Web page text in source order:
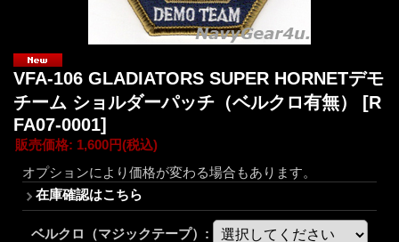
VFA-106 GLADIATORS SUPER HORNETデモ
チーム ショルダーパッチ（ベルクロ有無） [R
FA07-0001]
販売価格: 1,600円(税込)
オプションにより価格が変わる場合もあります。
在庫確認はこちら
ベルクロ（マジックテープ） :